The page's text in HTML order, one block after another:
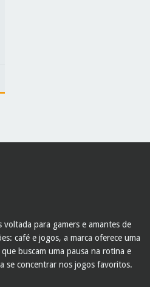
voltada para gamers e amantes de
café e jogos, a marca oferece uma
buscam uma pausa na rotina e
se concentrar nos jogos favoritos.